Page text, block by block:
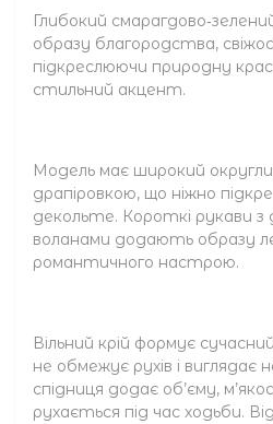
Глибокий
образу благородства,
підкреслюючи природну
стильний акцент.
Модель має широкий
драпіровкою, що ніжно
декольте. Короткі рукави з
воланами додають образу
романтичного настрою.
Вільний крій формує
не обмежує рухів і
спідниця додає об’єму,
рухається під час ходьби.